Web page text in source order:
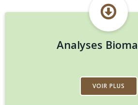
Analyses
VOIR PLUS